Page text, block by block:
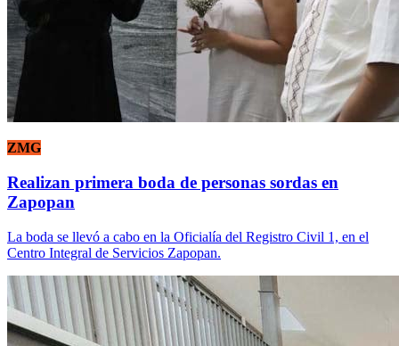
ZMG
Realizan primera boda de personas sordas en
Zapopan
La boda se llevó a cabo en la Oficialía del Registro Civil 1, en el
Centro Integral de Servicios Zapopan.